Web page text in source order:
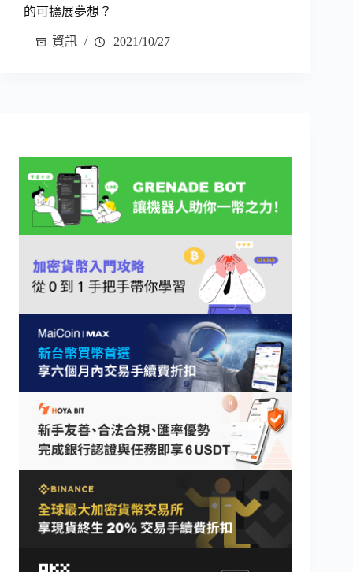
的可擴展夢想？
資訊 2021/10/27